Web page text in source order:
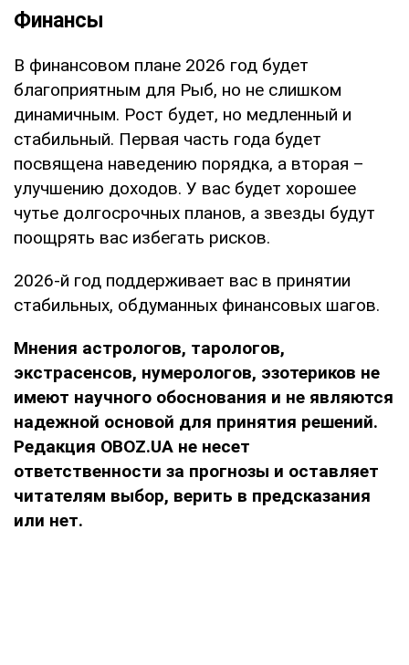
Финансы
В финансовом плане 2026 год будет
благоприятным для Рыб, но не слишком
динамичным. Рост будет, но медленный и
стабильный. Первая часть года будет
посвящена наведению порядка, а вторая –
улучшению доходов. У вас будет хорошее
чутье долгосрочных планов, а звезды будут
поощрять вас избегать рисков.
2026-й год поддерживает вас в принятии
стабильных, обдуманных финансовых шагов.
Мнения астрологов, тарологов,
экстрасенсов, нумерологов, эзотериков не
имеют научного обоснования и не являются
надежной основой для принятия решений.
Редакция OBOZ.UA не несет
ответственности за прогнозы и оставляет
читателям выбор, верить в предсказания
или нет.